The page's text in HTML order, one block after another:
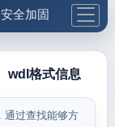
安全加固
更多工具
wdl格式信息
通过查找能够方